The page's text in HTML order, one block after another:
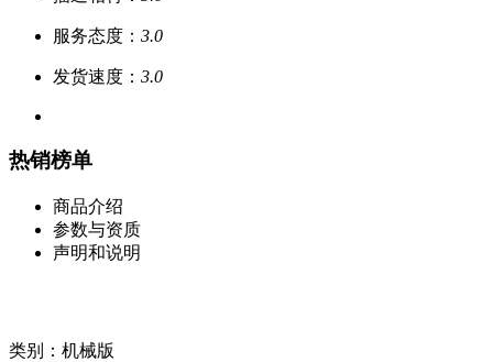
服务态度： 3.0
发货速度： 3.0
热销榜单
商品介绍
参数与资质
声明和说明
类别：机械版